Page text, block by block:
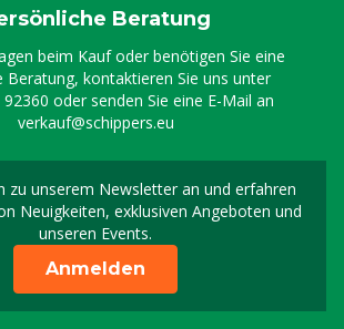
Beratung
beim Kauf oder benötigen Sie eine
Beratung, kontaktieren Sie uns unter
oder senden Sie eine E-Mail an
verkauf@schippers.eu
zu unserem Newsletter an und erfahren
Neuigkeiten, exklusiven Angeboten und
unseren Events.
Melden Sie sich für
Anmelden